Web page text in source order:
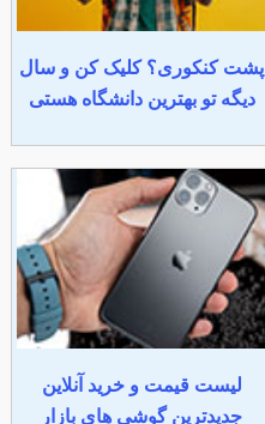
پشت کنکوری؟ کلیک کن و سال
دیگه تو بهترین دانشگاه هستی
لیست قیمت و خرید آنلاین
جدیدترین گوشی های بازار